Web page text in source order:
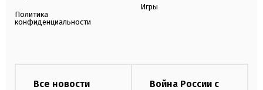
Политика
конфиденциальности
Игры
Все новости
Война России с